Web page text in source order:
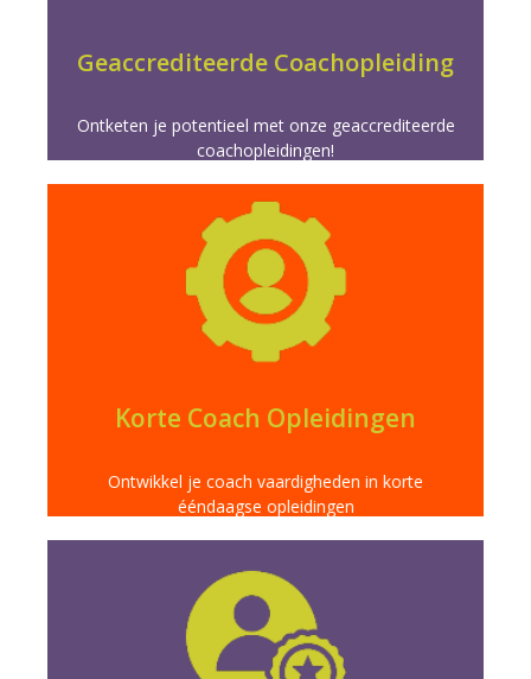
Geaccrediteerde Coachopleiding
Ontketen je potentieel met onze geaccrediteerde
coachopleidingen!
Korte Coach Opleidingen
Ontwikkel je coach vaardigheden in korte
ééndaagse opleidingen
directe impact in je vakgebied.
Meer info
Meer info